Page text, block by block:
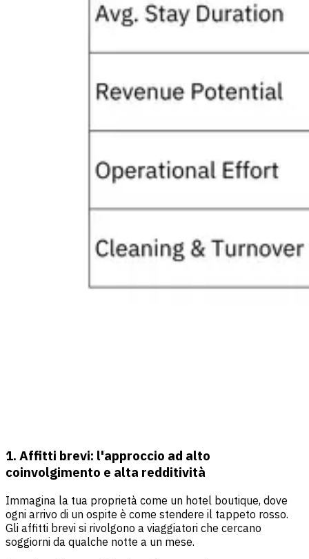
1. Affitti brevi: l'approccio ad alto
coinvolgimento e alta redditività
Immagina la tua proprietà come un hotel boutique, dove
ogni arrivo di un ospite è come stendere il tappeto rosso.
Gli affitti brevi si rivolgono a viaggiatori che cercano
soggiorni da qualche notte a un mese.